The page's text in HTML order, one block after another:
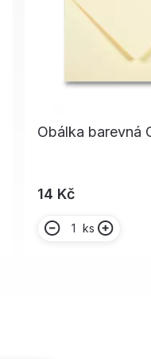
Obálka barevná
14 Kč
ks